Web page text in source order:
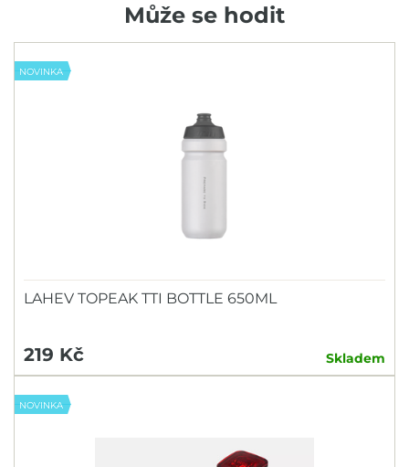
Může se hodit
NOVINKA
LAHEV TOPEAK TTI BOTTLE 650ML
219 Kč Skladem
NOVINKA